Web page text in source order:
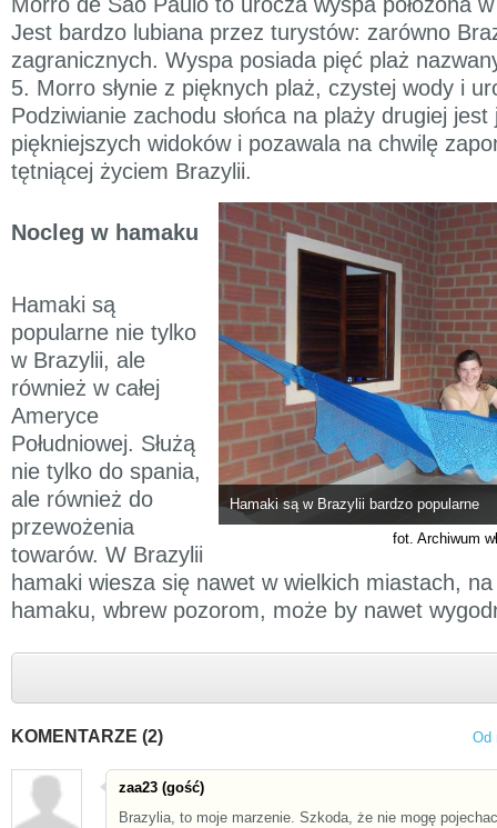
Jest bardzo lubiana przez turystów: zarówno
zagranicznych. Wyspa posiada pięć plaż
5. Morro słynie z pięknych plaż, czystej wody i
Podziwianie zachodu słońca na plaży drugiej jest
piękniejszych widoków i pozawala na chwilę
tętniącej życiem Brazylii.
Hamaki są w Brazylii bardzo popularne
fot. Archiwum
Nocleg w hamaku
Hamaki są
popularne nie tylko
w Brazylii, ale
również w całej
Ameryce
Południowej. Służą
nie tylko do spania,
ale również do
przewożenia
towarów. W Brazylii
hamaki wiesza się nawet w wielkich miastach,
hamaku, wbrew pozorom, może by nawet
KOMENTARZE (2) Od
zaa23 (gość)
Brazylia, to moje marzenie. Szkoda, że nie mogę